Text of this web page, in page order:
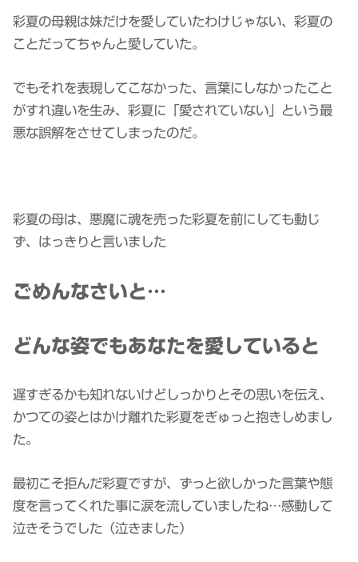
彩夏の母親は妹だけを愛していたわけじゃない、彩夏の
ことだってちゃんと愛していた。
でもそれを表現してこなかった、言葉にしなかったこと
がすれ違いを生み、彩夏に「愛されていない」という最
悪な誤解をさせてしまったのだ。
彩夏の母は、悪魔に魂を売った彩夏を前にしても動じ
ず、はっきりと言いました
ごめんなさいと…
どんな姿でもあなたを愛していると
遅すぎるかも知れないけどしっかりとその思いを伝え、
かつての姿とはかけ離れた彩夏をぎゅっと抱きしめまし
た。
最初こそ拒んだ彩夏ですが、ずっと欲しかった言葉や態
度を言ってくれた事に涙を流していましたね…感動して
泣きそうでした（泣きました）